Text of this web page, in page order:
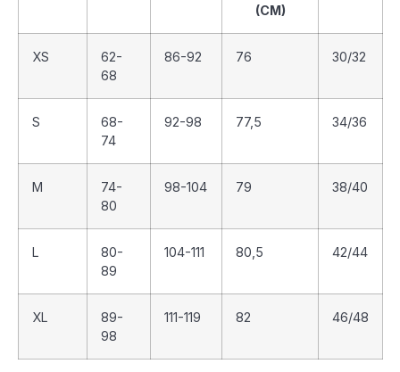
(CM)
XS
62-
68
86-92 76 30/32
S
68-
74
92-98 77,5 34/36
M
74-
80
98-104 79 38/40
L
80-
89
104-111 80,5 42/44
XL
89-
98
111-119 82 46/48